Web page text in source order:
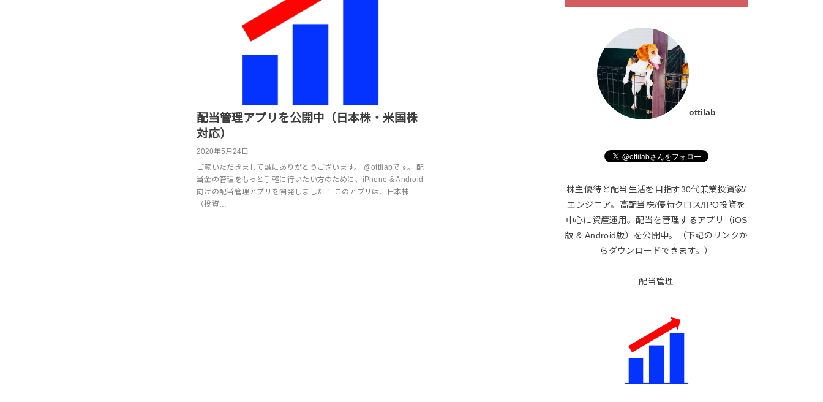
配当管理アプリを公開中（日本株・米国株
対応）
2020年5月24日
ご覧いただきまして誠にありがとうございます。 @ottilabです。 配
当金の管理をもっと手軽に行いたい方のために、iPhone & Android
向けの配当管理アプリを開発しました！ このアプリは、日本株
（投資…
ottilab
株主優待と配当生活を目指す30代兼業投資家/
エンジニア。高配当株/優待クロス/IPO投資を
中心に資産運用。配当を管理するアプリ（iOS
版 & Android版）を公開中。（下記のリンクか
らダウンロードできます。）
配当管理